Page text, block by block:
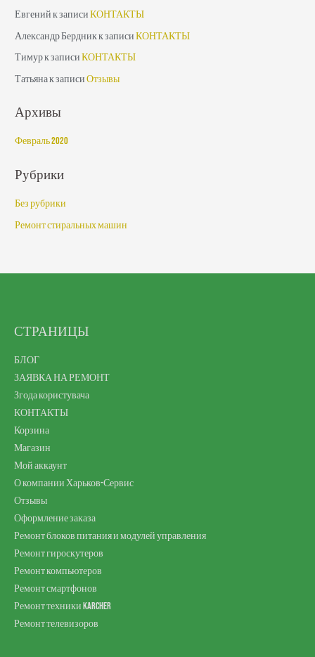
Евгенийк записиКОНТАКТЫ
Александр Бердникк записиКОНТАКТЫ
Тимурк записиКОНТАКТЫ
Татьянак записиОтзывы
Архивы
Февраль 2020
Рубрики
Без рубрики
Ремонт стиральных машин
СТРАНИЦЫ
БЛОГ
ЗАЯВКА НА РЕМОНТ
Згода користувача
КОНТАКТЫ
Корзина
Магазин
Мой аккаунт
О компании Харьков-Сервис
Отзывы
Оформление заказа
Ремонт блоков питания и модулей управления
Ремонт гироскутеров
Ремонт компьютеров
Ремонт смартфонов
Ремонт техники Karcher
Ремонт телевизоров